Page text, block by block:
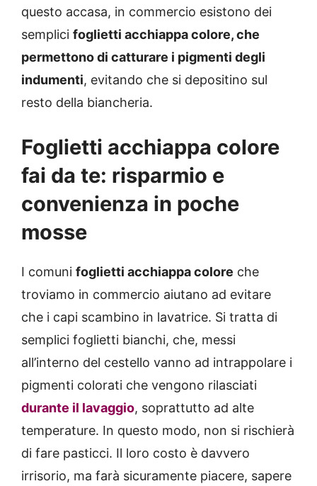
questo accasa, in commercio esistono dei
semplici foglietti acchiappa colore, che
permettono di catturare i pigmenti degli
indumenti, evitando che si depositino sul
resto della biancheria.
Foglietti acchiappa colore
fai da te: risparmio e
convenienza in poche
mosse
I comuni foglietti acchiappa colore che
troviamo in commercio aiutano ad evitare
che i capi scambino in lavatrice. Si tratta di
semplici foglietti bianchi, che, messi
all’interno del cestello vanno ad intrappolare i
pigmenti colorati che vengono rilasciati
durante il lavaggio, soprattutto ad alte
temperature. In questo modo, non si rischierà
di fare pasticci. Il loro costo è davvero
irrisorio, ma farà sicuramente piacere, sapere